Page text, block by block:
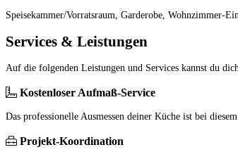
Speisekammer/Vorratsraum, Garderobe, Wohnzimmer-
Services & Leistungen
Auf die folgenden Leistungen und Services kannst du
Kostenloser Aufmaß-Service
Das professionelle Ausmessen deiner Küche ist bei
Projekt-Koordination